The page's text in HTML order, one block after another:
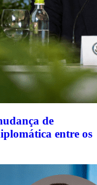
de
entre os